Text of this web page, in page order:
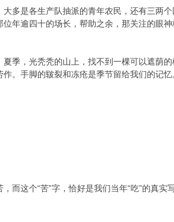
多是各生产队抽派的青年农民，还有三两
年逾四十的场长，帮助之余，那关注的眼
季，光秃秃的山上，找不到一棵可以遮荫
。手脚的皲裂和冻疮是季节留给我们的记忆
而这个“苦”字，恰好是我们当年“吃”的真实写